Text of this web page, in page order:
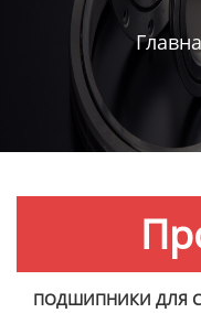
ПОДШИПНИКИ ДЛЯ